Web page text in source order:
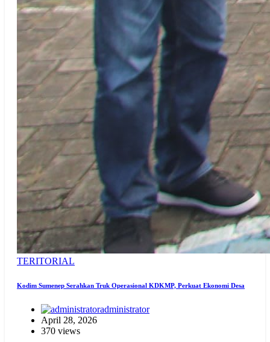
TERITORIAL
Kodim Sumenep Serahkan Truk Operasional KDKMP, Perkuat Ekonomi Desa
administrator
April 28, 2026
370 views